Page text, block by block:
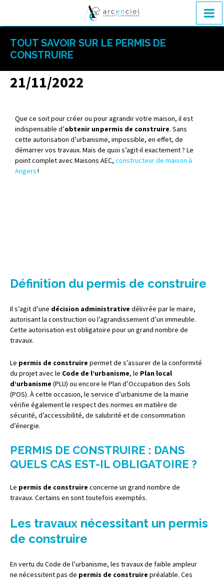
TOUT SAVOIR SUR LE PERMIS DE
CONSTRUIRE
21/11/2022
Que ce soit pour créer ou pour agrandir votre maison, il est
indispensable d’obtenir un permis de construire. Sans
cette autorisation d’urbanisme, impossible, en effet, de
démarrer vos travaux. Mais de quoi s’agit-il exactement ? Le
point complet avec Maisons AEC, constructeur de maison à
Angers!
Définition du permis de construire
Il s’agit d’une décision administrative délivrée par le maire,
autorisant la construction ou l’agrandissement d’un immeuble.
Cette autorisation est obligatoire pour un grand nombre de
travaux.
Le permis de construire permet de s’assurer de la conformité
du projet avec le Code de l’urbanisme, le Plan local
d’urbanisme (PLU) ou encore le Plan d’Occupation des Sols
(POS). À cette occasion, le service d’urbanisme de la mairie
vérifie également le respect des normes en matière de
sécurité, d’accessibilité, de salubrité et de consommation
d’énergie.
PERMIS DE CONSTRUIRE : DANS
QUELS CAS EST-IL OBLIGATOIRE ?
Le permis de construire concerne un grand nombre de
travaux. Certains en sont toutefois exemptés.
Les travaux nécessitant un permis
de construire
En vertu du Code de l’urbanisme, les travaux de faible ampleur
ne nécessitent pas de permis de construire préalable. Ces